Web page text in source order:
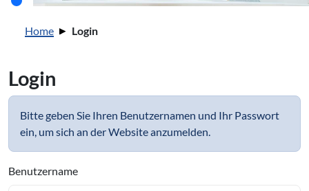
Sie sind hier:
Home Login
Login
Bitte geben Sie Ihren Benutzernamen und Ihr Passwort
ein, um sich an der Website anzumelden.
Benutzername